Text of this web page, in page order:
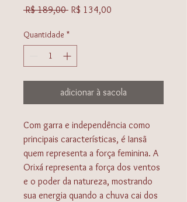
R$ 189,00 Preço
R$ 134,00
Quantidade *
adicionar à sacola
Com garra e independência como
principais características, é Iansã
quem representa a força feminina. A
Orixá representa a força dos ventos
e o poder da natureza, mostrando
sua energia quando a chuva cai dos